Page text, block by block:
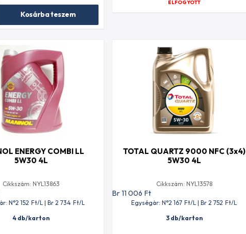
Kosárba teszem
ELFOGYOTT
ENERGY COMBI LL
5W30 4L
Cikkszám: NYL13863
N°2 152 Ft/L | Br 2 734 Ft/L
4 db/karton
TOTAL QUARTZ 9000 NFC (3x4)
5W30 4L
Cikkszám: NYL13578
Br 11 006 Ft
Egységár: N°2 167 Ft/L | Br 2 752 Ft/L
3 db/karton